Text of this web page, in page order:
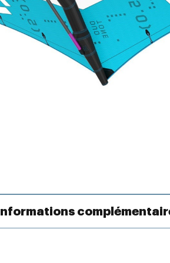
Informations